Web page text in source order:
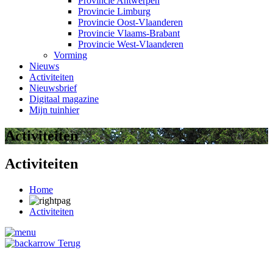
Provincie Limburg
Provincie Oost-Vlaanderen
Provincie Vlaams-Brabant
Provincie West-Vlaanderen
Vorming
Nieuws
Activiteiten
Nieuwsbrief
Digitaal magazine
Mijn tuinhier
Activiteiten
Activiteiten
Home
Activiteiten
Terug